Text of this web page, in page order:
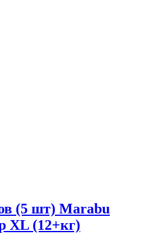
(5 шт) Marabu
XL (12+кг)